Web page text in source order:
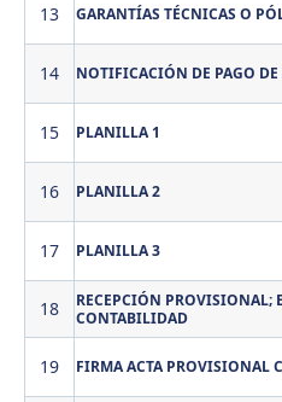
13 GARANTÍAS TÉCNICAS O
14 NOTIFICACIÓN DE PAGO
15 PLANILLA 1
16 PLANILLA 2
17 PLANILLA 3
18
RECEPCIÓN PROVISIONAL;
CONTABILIDAD
19 FIRMA ACTA PROVISIONAL